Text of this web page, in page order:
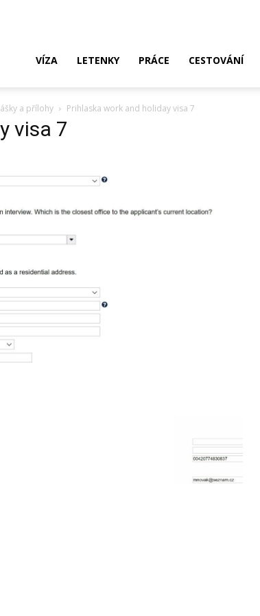
VÍZA LETENKY PRÁCE CESTOVÁNÍ
a přílohy Prihlaska work and holiday visa 7
visa 7